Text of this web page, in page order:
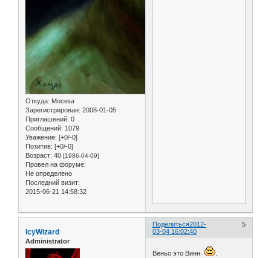
Откуда: Москва
Зарегистрирован: 2008-01-05
Приглашений: 0
Сообщений: 1079
Уважение: [+0/-0]
Позитив: [+0/-0]
Возраст: 40 [1986-04-09]
Провел на форуме:
Не определено
Последний визит:
2015-06-21 14:58:32
Поделиться 5
2012-
03-04 16:02:40
IcyWizard
Administrator
Веньо это Винн